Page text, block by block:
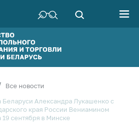
Все новости
Беларуси Александра Лукашенко с
края России Вениамином
сентября в Минске